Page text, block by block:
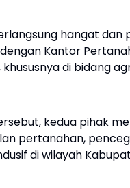
hangat
Kantor
di bidang
kedua pihak
pertanahan,
di wilayah